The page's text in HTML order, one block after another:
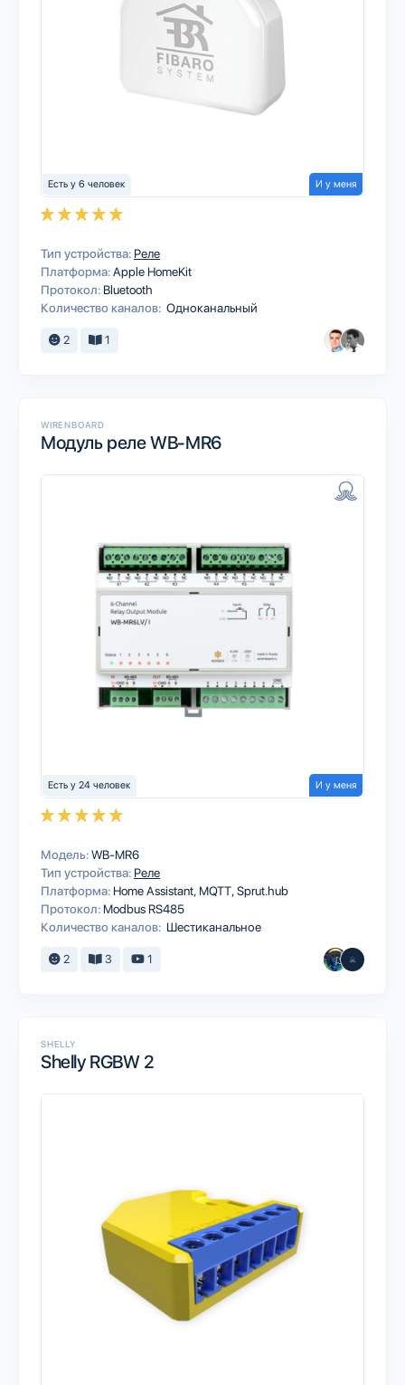
Есть у 6 человек И у меня
Тип устройства: Реле
Платформа:Apple HomeKit
Протокол: Bluetooth
Количество каналов: Одноканальный
2 1
WIRENBOARD
Модуль реле WB-MR6
Есть у 24 человек И у меня
Модель:WB-MR6
Тип устройства: Реле
Платформа: Home Assistant MQTTSprut.hub
Протокол: Modbus RS485
Количество каналов: Шестиканальное
2 3 1
SHELLY
Shelly RGBW 2